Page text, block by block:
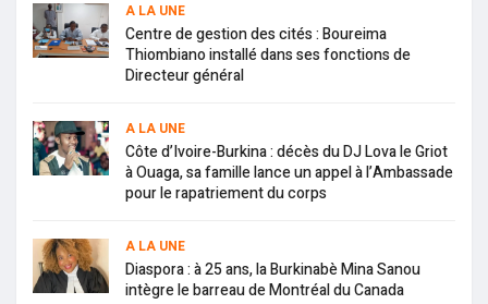
A LA UNE
Centre de gestion des cités : Boureima
Thiombiano installé dans ses fonctions de
Directeur général
A LA UNE
Côte d’Ivoire-Burkina : décès du DJ Lova le Griot
à Ouaga, sa famille lance un appel à l’Ambassade
pour le rapatriement du corps
A LA UNE
Diaspora : à 25 ans, la Burkinabè Mina Sanou
intègre le barreau de Montréal du Canada